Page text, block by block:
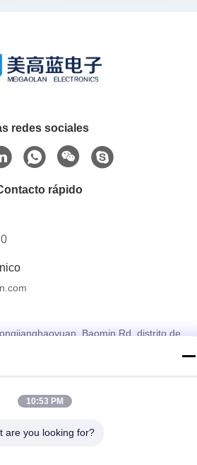
redes sociales
rápido
Baomin Rd, distrito de
2026 Shenzhen Meigaolan Electronic
10:53 PM
are you looking for?